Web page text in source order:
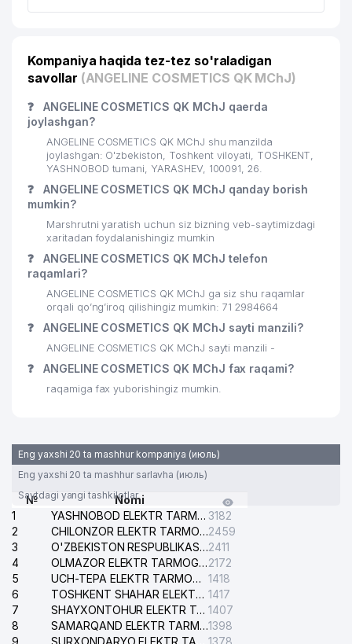
24
ZEBO-SHAMS UY-JOY MULK
SHIRKATI
25
UMUMIY O'RTA TA'LIM MAKTABI
№230
26
TURSUNOY BARAKA SAVDO XUSUSIY
KORXONASI
769 м
27
TEGIRMON-NOVVOYXONA
28 116-SON ALOQA BO'LIMI
29
RASULJON KIMYO SAVDO XUSUSIY
KORXONASI
30
MAXMUD LAVASH BIZNES OILAVIY
KORXONASI
833 м
31 YANGI KURGON MAHALLA QO'MITASI 836 м
CHROMOS PRODUCTION XUSUSIY
Kompaniya haqida tez-tez so'raladigan
savollar (ANGELINE COSMETICS QK MChJ)
❓
ANGELINE COSMETICS QK MChJ qaerda
joylashgan?
ANGELINE COSMETICS QK MChJ shu manzilda
joylashgan: O'zbekiston, Toshkent viloyati, TOSHKENT,
YASHNOBOD tumani, YARASHEV, 100091, 26.
❓
ANGELINE COSMETICS QK MChJ qanday borish
mumkin?
Marshrutni yaratish uchun siz bizning veb-saytimizdagi
xaritadan foydalanishingiz mumkin
❓
ANGELINE COSMETICS QK MChJ telefon
raqamlari?
ANGELINE COSMETICS QK MChJ ga siz shu raqamlar
orqali qo’ng’iroq qilishingiz mumkin: 71 2984664
❓ ANGELINE COSMETICS QK MChJ sayti manzili?
ANGELINE COSMETICS QK MChJ sayti manzili -
❓ ANGELINE COSMETICS QK MChJ fax raqami?
raqamiga fax yuborishingiz mumkin.
Eng yaxshi 20 ta mashhur kompaniya (июль)
Eng yaxshi 20 ta mashhur sarlavha (июль)
Saytdagi yangi tashkilotlar
№
Nomi
1
YASHNOBOD ELEKTR TARMOG'I NOSOZLIKLARI XIZMATI 3182
2
CHILONZOR ELEKTR TARMOG'I NOSOZLIK XIZMATI2459
3
O'ZBEKISTON RESPUBLIKASI BOSH PROKURATURASI ISHONCH TELEFONI2411
4
OLMAZOR ELEKTR TARMOG'I NOSOZLIKLARI XIZMATI2172
5
UCH-TEPA ELEKTR TARMOG'I NOSOZLIKLARI XIZMATI 1418
6
TOSHKENT SHAHAR ELEKTR TARMOQLARI KORXONASI AJ 1417
7
SHAYXONTOHUR ELEKTR TARMOG'I NOSOZLIKLARINI TUZATISH XIZMATI 1407
8
SAMARQAND ELEKTR TARMOQLARI AJ1398
9
SURXONDARYO ELEKTR TARMOQLARI AJ 1378